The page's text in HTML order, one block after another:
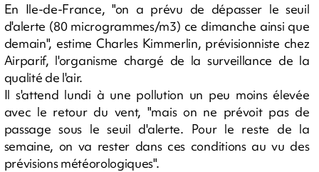
En Ile-de-France, "on a prévu de dépasser le seuil
d'alerte (80 microgrammes/m3) ce dimanche ainsi que
demain", estime Charles Kimmerlin, prévisionniste chez
Airparif, l'organisme chargé de la surveillance de la
qualité de l'air.
Il s'attend lundi à une pollution un peu moins élevée
avec le retour du vent, "mais on ne prévoit pas de
passage sous le seuil d'alerte. Pour le reste de la
semaine, on va rester dans ces conditions au vu des
prévisions météorologiques".